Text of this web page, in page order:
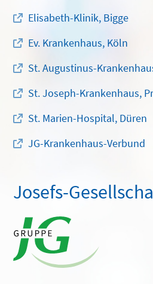
Elisabeth-Klinik, Bigge
Ev. Krankenhaus, Köln
St. Augustinus-
St. Joseph-Krankenhaus,
St. Marien-Hospital, Düren
JG-Krankenhaus-Verbund
Josefs-